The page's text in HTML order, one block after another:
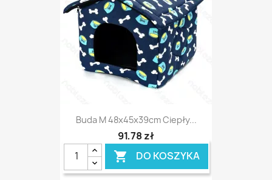
Buda M 48x45x39cm Ciepły...
91,78 zł
 DO KOSZYKA